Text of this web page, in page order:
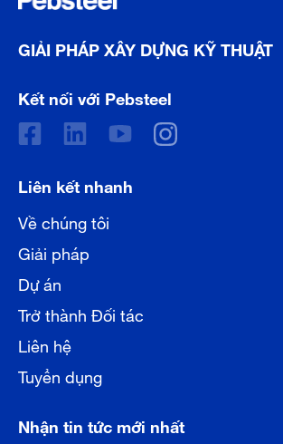
GIẢI PHÁP XÂY DỰNG KỸ THUẬT
Kết nối với Pebsteel
Liên kết nhanh
Về chúng tôi
Giải pháp
Dự án
Trở thành Đối tác
Liên hệ
Tuyển dụng
Nhận tin tức mới nhất